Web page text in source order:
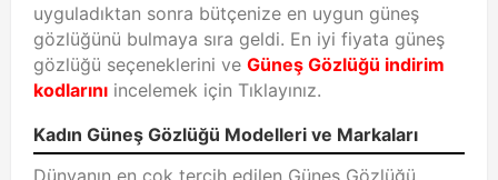
uyguladıktan sonra bütçenize en uygun güneş
gözlüğünü bulmaya sıra geldi. En iyi fiyata güneş
gözlüğü seçeneklerini ve Güneş Gözlüğü indirim
kodlarını incelemek için Tıklayınız.
Kadın Güneş Gözlüğü Modelleri ve Markaları
Dünyanın en çok tercih edilen Güneş Gözlüğü